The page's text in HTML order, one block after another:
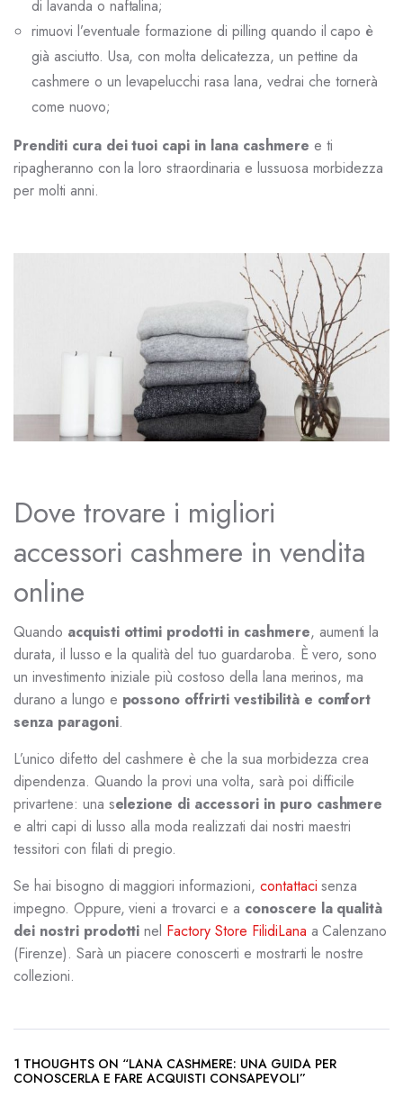
di lavanda o naftalina;
rimuovi l’eventuale formazione di pilling quando il capo è
già asciutto. Usa, con molta delicatezza, un pettine da
cashmere o un levapelucchi rasa lana, vedrai che tornerà
come nuovo;
Prenditi cura dei tuoi capi in lana cashmere e ti
ripagheranno con la loro straordinaria e lussuosa morbidezza
per molti anni.
Dove trovare i migliori
accessori cashmere in vendita
online
Quando acquisti ottimi prodotti in cashmere, aumenti la
durata, il lusso e la qualità del tuo guardaroba. È vero, sono
un investimento iniziale più costoso della lana merinos, ma
durano a lungo e possono offrirti vestibilità e comfort
senza paragoni.
L’unico difetto del cashmere è che la sua morbidezza crea
dipendenza. Quando la provi una volta, sarà poi difficile
privartene: una selezione di accessori in puro cashmere
e altri capi di lusso alla moda realizzati dai nostri maestri
tessitori con filati di pregio.
Se hai bisogno di maggiori informazioni, contattaci senza
impegno. Oppure, vieni a trovarci e a conoscere la qualità
dei nostri prodotti nel Factory Store FilidiLana a Calenzano
(Firenze). Sarà un piacere conoscerti e mostrarti le nostre
collezioni.
1 THOUGHTS ON “LANA CASHMERE: UNA GUIDA PER
CONOSCERLA E FARE ACQUISTI CONSAPEVOLI”